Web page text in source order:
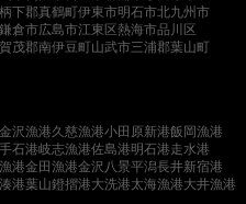
下郡真鶴町伊東市明石市北九州市
鎌倉市広島市江東区熱海市品川区
賀茂郡南伊豆町山武市三浦郡葉山町
金沢漁港久慈漁港小田原新港飯岡漁港
手石港岐志漁港佐島港明石港走水港
港金田漁港金沢八景平潟長井新宿港
港葉山鐙摺港大洗港太海漁港大井漁港